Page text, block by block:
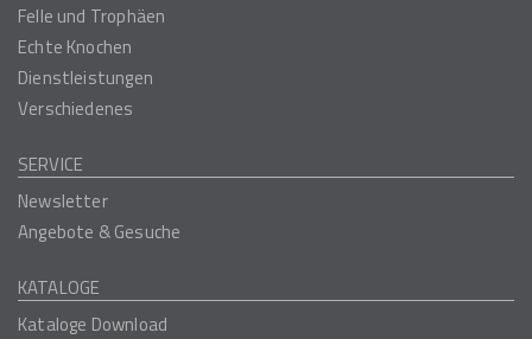
Felle und Trophäen
Echte Knochen
Dienstleistungen
Verschiedenes
SERVICE
Newsletter
Angebote & Gesuche
KATALOGE
Kataloge Download